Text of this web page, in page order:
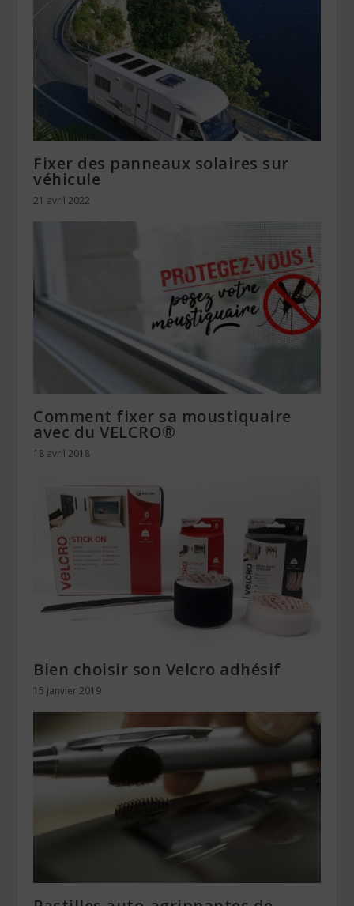
Fixer des panneaux solaires sur
véhicule
21 avril 2022
Comment fixer sa moustiquaire
avec du VELCRO®
18 avril 2018
Bien choisir son Velcro adhésif
15 janvier 2019